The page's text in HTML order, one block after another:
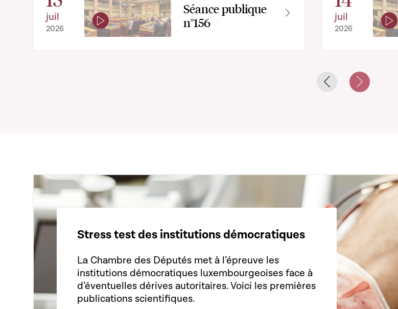
juil
2026
Séance publique
n°156
juil
2026
Previous slide
Next slide
Stress test des institutions démocratiques
La Chambre des Députés met à l’épreuve les
institutions démocratiques luxembourgeoises face à
d’éventuelles dérives autoritaires. Voici les premières
publications scientifiques.